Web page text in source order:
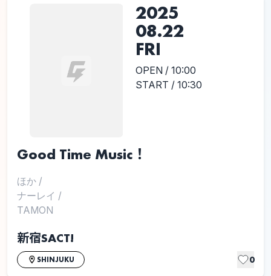
2025
08.22
FRI
OPEN / 10:00
START / 10:30
Good Time Music！
ほか /
ナーレイ /
TAMON
新宿SACT!
SHINJUKU 0